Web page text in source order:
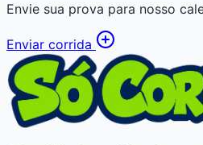
Envie sua prova para nosso
Enviar corrida